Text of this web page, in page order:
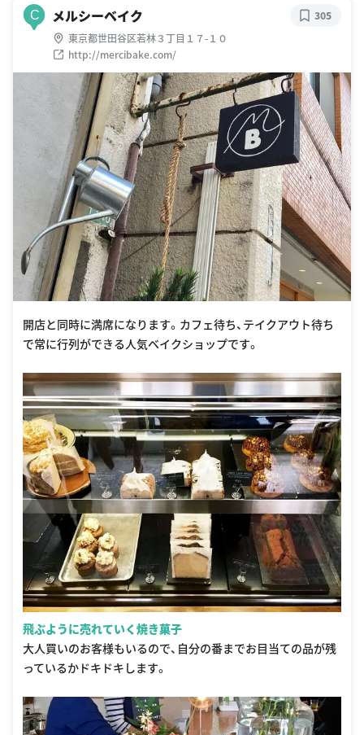
C メルシーベイク
東京都世田谷区若林３丁目１７-１０
http://mercibake.com/
305
開店と同時に満席になります。カフェ待ち、テイクアウト待ち
で常に行列ができる人気ベイクショップです。
飛ぶように売れていく焼き菓子
大人買いのお客様もいるので、自分の番までお目当ての品が残
っているかドキドキします。